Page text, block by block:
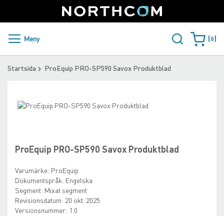
to
Content
Sweden
PRODUKTER OCH LÖSNINGAR
ÅTERFÖRSÄLJARE
Meny Varukorgen
0
Startsida ProEquip PRO-SP590 Savox Produktblad
ProEquip PRO-SP590 Savox Produktblad
Varumärke: ProEquip
Dokumentspråk: Engelska
Segment: Mixat segment
Revisionsdatum: 20 okt. 2025
Versionsnummer: 1.0
Skip
of
the
gallery
beginning
of
images
gallery